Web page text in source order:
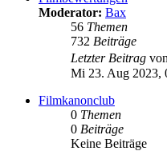
Moderator: Bax
56 Themen
732 Beiträge
Letzter Beitrag von
Mi 23. Aug 2023,
Filmkanonclub
0 Themen
0 Beiträge
Keine Beiträge